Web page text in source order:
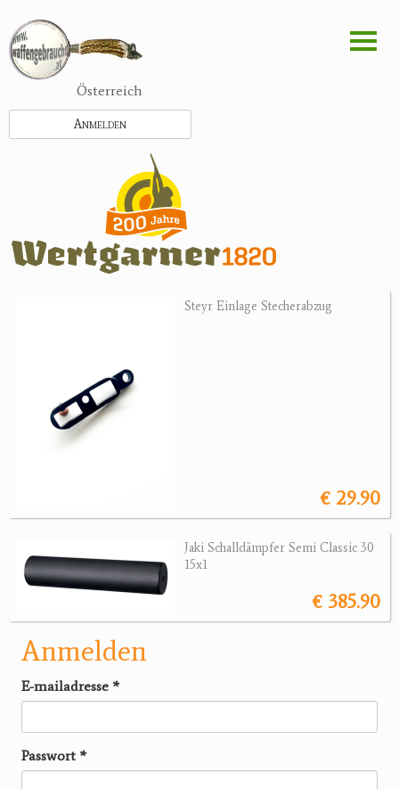
zum
Inhalt
Österreich
Anmelden
Steyr Einlage Stecherabzug
€ 29.90
Jaki Schalldämpfer Semi Classic 30
15x1
€ 385.90
Anmelden
E-mailadresse *
Passwort *